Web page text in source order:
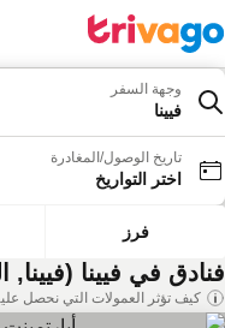
وجهة السفر
فيينا
تاريخ الوصول/المغادرة
اختر التواريخ
فرز
في فيينا (فيينا,
كيف تؤثر العمولات التي نحصل